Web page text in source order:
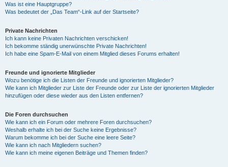
Was ist eine Hauptgruppe?
Was bedeutet der „Das Team“-Link auf der Startseite?
Private Nachrichten
Ich kann keine Privaten Nachrichten verschicken!
Ich bekomme ständig unerwünschte Private Nachrichten!
Ich habe eine Spam-E-Mail von einem Mitglied dieses Forums erhalten!
Freunde und ignorierte Mitglieder
Wozu benötige ich die Listen der Freunde und ignorierten Mitglieder?
Wie kann ich Mitglieder zur Liste der Freunde oder zur Liste der ignorierten Mitglieder
hinzufügen oder diese wieder aus den Listen entfernen?
Die Foren durchsuchen
Wie kann ich ein Forum oder mehrere Foren durchsuchen?
Weshalb erhalte ich bei der Suche keine Ergebnisse?
Warum bekomme ich bei der Suche eine leere Seite?
Wie kann ich nach Mitgliedern suchen?
Wie kann ich meine eigenen Beiträge und Themen finden?